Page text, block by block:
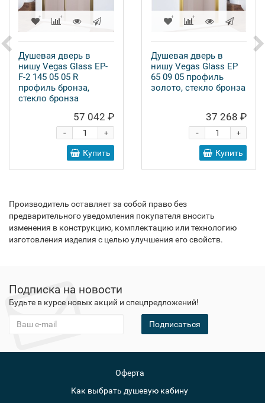
Душевая дверь в
нишу Vegas Glass EP-
F-2 145 05 05 R
профиль бронза,
стекло бронза
57 042 ₽
+
-
Купить
Душевая дверь в
нишу Vegas Glass EP
65 09 05 профиль
золото, стекло бронза
37 268 ₽
+
-
Купить
Производитель оставляет за собой право без
предварительного уведомления покупателя вносить
изменения в конструкцию, комплектацию или технологию
изготовления изделия с целью улучшения его свойств.
Подписка на новости
Будьте в курсе новых акций и спецпредложений!
Подписаться
Оферта
Как выбрать душевую кабину